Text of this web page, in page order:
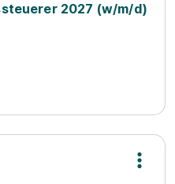
2027 (w/m/d)